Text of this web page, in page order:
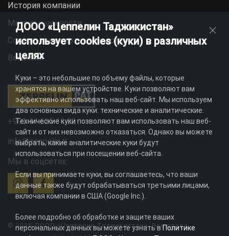
История компании
Миссия и ценности
Социальная ответственность
Вакансии
+992 44 625 11 22
info@zeppelin.tj
Мы в соцсетях:
© 2026 ДООО «Цеппелин Таджикистан». Все права
ДООО «Цеппелин Таджикистан»
использует cookies (куки) в различных
целях
Куки – это небольшие по объему файлы, которые
хранятся на вашем устройстве. Куки позволяют вам
эффективно использовать наш веб-сайт. Мы используем
два основных вида куки: технические и аналитические.
Технические куки позволяют вам использовать наш веб-
сайт и от них невозможно отказаться. Однако вы можете
выбрать, какие аналитические куки будут
использоваться при посещении веб-сайта.
Если вы принимаете куки, вы соглашаетесь, что ваши
данные также будут обрабатываться третьими лицами,
включая компании в США (Google Inc.).
Более подробно об обработке и защите ваших
персональных данных вы можете узнать вПолитике